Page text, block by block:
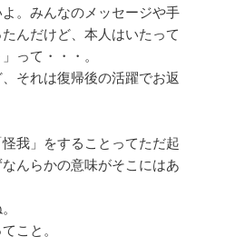
。みんなのメッセージや手
んだけど、本人はいたって
って・・・。
それは復帰後の活躍でお返
我」をすることってただ起
んらかの意味がそこにはあ
こと。